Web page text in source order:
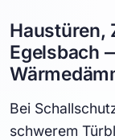
Haustüren,
Egelsbach
Bei
schwerem